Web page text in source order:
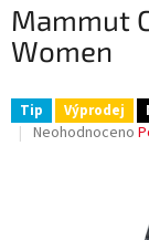
Mammut
Women
Tip Výprodej
Průměrné
Neohodnoceno